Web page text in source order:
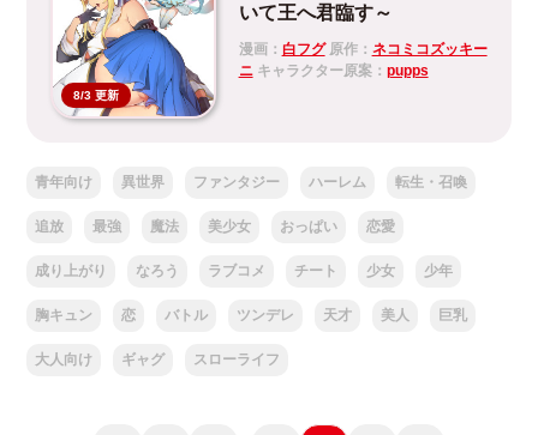
8/3 更新
いて王へ君臨す～
漫画： 白フグ原作： ネコミコズッキー
ニキャラクター原案： pupps
青年向け 異世界 ファンタジー ハーレム 転生・召喚
追放 最強 魔法 美少女 おっぱい 恋愛
成り上がり なろう ラブコメ チート 少女 少年
胸キュン 恋 バトル ツンデレ 天才 美人 巨乳
大人向け ギャグ スローライフ